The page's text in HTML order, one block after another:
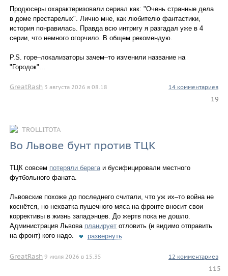
Продюсеры охарактеризовали сериал как: "Очень странные дела
в доме престарелых". Лично мне, как любителю фантастики,
история понравилась. Правда всю интригу я разгадал уже в 4
серии, что немного огорчило. В общем рекомендую.
P.S. горе–локализаторы зачем–то изменили название на
"Городок"...
GreatRash 3 августа 2026 в 08.18 14 комментариев
19
TROLLITOTA
Во Львове бунт против ТЦК
ТЦК совсем потеряли берегаи бусифицировали местного
футбольного фаната.
Львовские похоже до последнего считали, что уж их–то война не
коснётся, но нехватка пушечного мяса на фронте вносит свои
коррективы в жизнь западэнцев. До жертв пока не дошло.
Администрация Львова планируетотловить (и видимо отправить
на фронт) кого надо.
развернуть
GreatRash 9 июля 2026 в 15.35 12 комментариев
115